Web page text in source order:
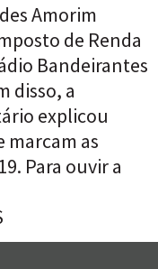
Amorim
de Renda
Bandeirantes
disso, a
explicou
as
Para ouvir a